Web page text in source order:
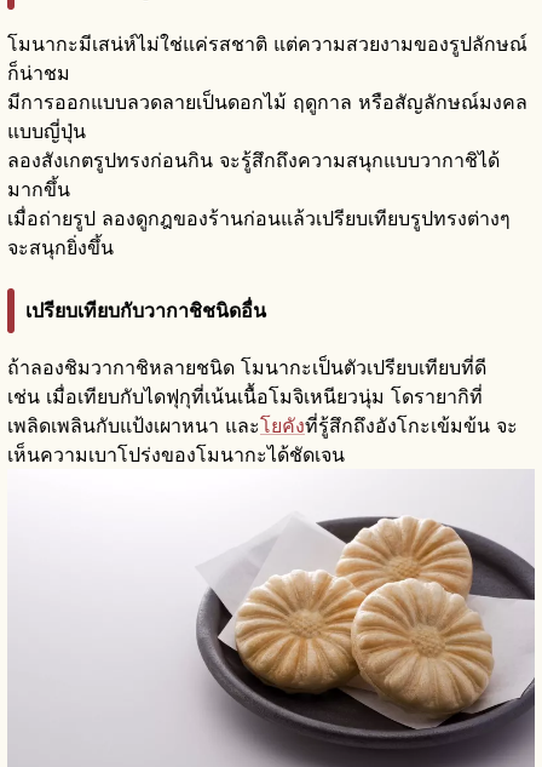
โมนากะมีเสน่ห์ไม่ใช่แค่รสชาติ แต่ความสวยงามของรูปลักษณ์
ก็น่าชม
มีการออกแบบลวดลายเป็นดอกไม้ ฤดูกาล หรือสัญลักษณ์มงคล
แบบญี่ปุ่น
ลองสังเกตรูปทรงก่อนกิน จะรู้สึกถึงความสนุกแบบวากาชิได้
มากขึ้น
เมื่อถ่ายรูป ลองดูกฎของร้านก่อนแล้วเปรียบเทียบรูปทรงต่างๆ
จะสนุกยิ่งขึ้น
เปรียบเทียบกับวากาชิชนิดอื่น
ถ้าลองชิมวากาชิหลายชนิด โมนากะเป็นตัวเปรียบเทียบที่ดี
เช่น เมื่อเทียบกับไดฟุกุที่เน้นเนื้อโมจิเหนียวนุ่ม โดรายากิที่
เพลิดเพลินกับแป้งเผาหนา และโยคังที่รู้สึกถึงอังโกะเข้มข้น จะ
เห็นความเบาโปร่งของโมนากะได้ชัดเจน